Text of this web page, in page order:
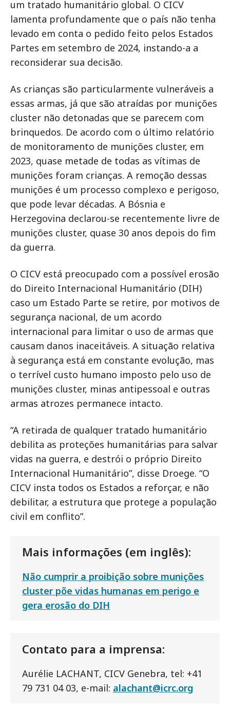
um tratado humanitário global. O CICV
lamenta profundamente que o país não tenha
levado em conta o pedido feito pelos Estados
Partes em setembro de 2024, instando-a a
reconsiderar sua decisão.
As crianças são particularmente vulneráveis a
essas armas, já que são atraídas por munições
cluster não detonadas que se parecem com
brinquedos. De acordo com o último relatório
de monitoramento de munições cluster, em
2023, quase metade de todas as vítimas de
munições foram crianças. A remoção dessas
munições é um processo complexo e perigoso,
que pode levar décadas. A Bósnia e
Herzegovina declarou-se recentemente livre de
munições cluster, quase 30 anos depois do fim
da guerra.
O CICV está preocupado com a possível erosão
do Direito Internacional Humanitário (DIH)
caso um Estado Parte se retire, por motivos de
segurança nacional, de um acordo
internacional para limitar o uso de armas que
causam danos inaceitáveis. A situação relativa
à segurança está em constante evolução, mas
o terrível custo humano imposto pelo uso de
munições cluster, minas antipessoal e outras
armas atrozes permanece intacto.
“A retirada de qualquer tratado humanitário
debilita as proteções humanitárias para salvar
vidas na guerra, e destrói o próprio Direito
Internacional Humanitário”, disse Droege. “O
CICV insta todos os Estados a reforçar, e não
debilitar, a estrutura que protege a população
civil em conflito”.
Mais informações (em inglês):
Não cumprir a proibição sobre munições
cluster põe vidas humanas em perigo e
gera erosão do DIH
Contato para a imprensa:
Aurélie LACHANT, CICV Genebra, tel: +41
79 731 04 03, e-mail: alachant@icrc.org